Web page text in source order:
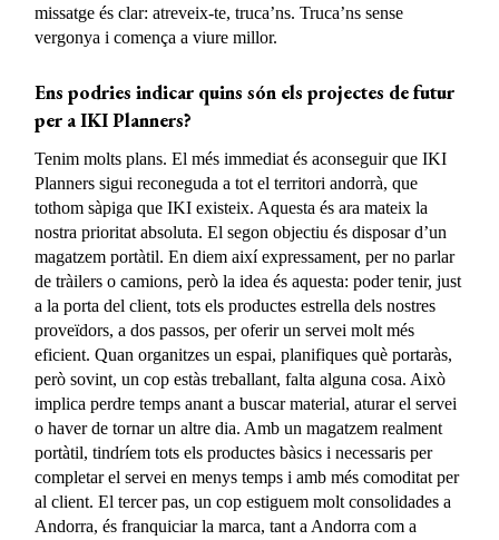
missatge és clar: atreveix-te, truca’ns. Truca’ns sense
vergonya i comença a viure millor.
Ens podries indicar quins són els projectes de futur
per a IKI Planners?
Tenim molts plans. El més immediat és aconseguir que IKI
Planners sigui reconeguda a tot el territori andorrà, que
tothom sàpiga que IKI existeix. Aquesta és ara mateix la
nostra prioritat absoluta. El segon objectiu és disposar d’un
magatzem portàtil. En diem així expressament, per no parlar
de tràilers o camions, però la idea és aquesta: poder tenir, just
a la porta del client, tots els productes estrella dels nostres
proveïdors, a dos passos, per oferir un servei molt més
eficient. Quan organitzes un espai, planifiques què portaràs,
però sovint, un cop estàs treballant, falta alguna cosa. Això
implica perdre temps anant a buscar material, aturar el servei
o haver de tornar un altre dia. Amb un magatzem realment
portàtil, tindríem tots els productes bàsics i necessaris per
completar el servei en menys temps i amb més comoditat per
al client. El tercer pas, un cop estiguem molt consolidades a
Andorra, és franquiciar la marca, tant a Andorra com a